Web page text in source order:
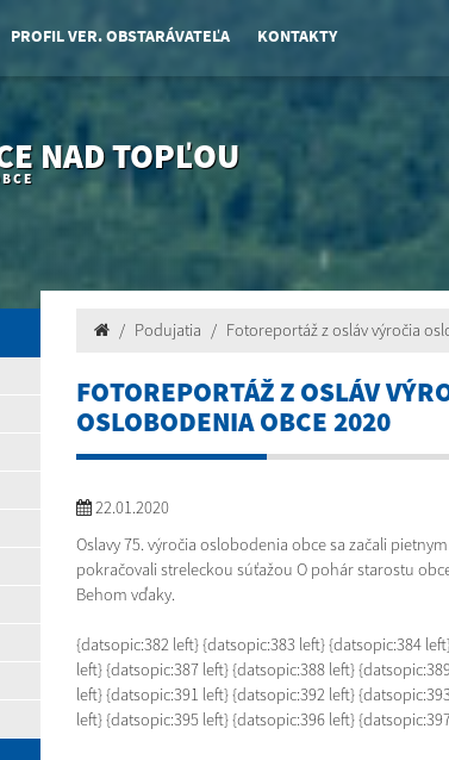
PROFIL VER. OBSTARÁVATEĽA KONTAKTY
NAD TOPĽOU
Podujatia Fotoreportáž z osláv výročia
FOTOREPORTÁŽ Z OSLÁV
OSLOBODENIA OBCE 2020
22.01.2020
Oslavy 75. výročia oslobodenia obce sa začali
pokračovali streleckou súťažou O pohár starostu
Behom vďaky.
{datsopic:382 left} {datsopic:383 left} {datsopic:384
left} {datsopic:387 left} {datsopic:388 left}
left} {datsopic:391 left} {datsopic:392 left}
left} {datsopic:395 left} {datsopic:396 left}